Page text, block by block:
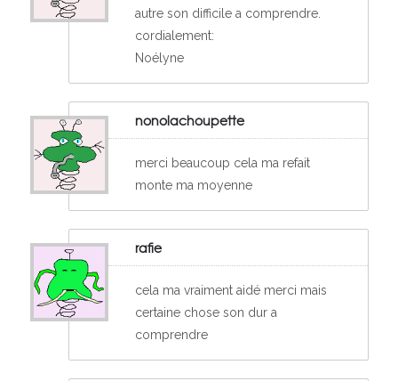
autre son difficile a comprendre.
cordialement:
Noélyne
nonolachoupette
merci beaucoup cela ma refait
monte ma moyenne
rafie
cela ma vraiment aidé merci mais
certaine chose son dur a
comprendre